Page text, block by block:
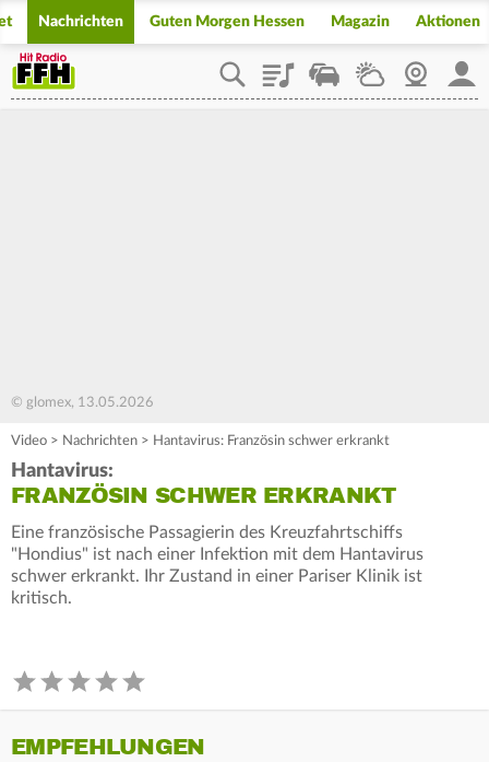
Nachrichten Guten Morgen Hessen Magazin Aktionen
PlaylistStaupilotWetterWebcam
© glomex, 13.05.2026
Video > Nachrichten > Hantavirus: Französin schwer erkrankt
Hantavirus:
FRANZÖSIN SCHWER ERKRANKT
Eine französische Passagierin des Kreuzfahrtschiffs
"Hondius" ist nach einer Infektion mit dem Hantavirus
schwer erkrankt. Ihr Zustand in einer Pariser Klinik ist
kritisch.
EMPFEHLUNGEN